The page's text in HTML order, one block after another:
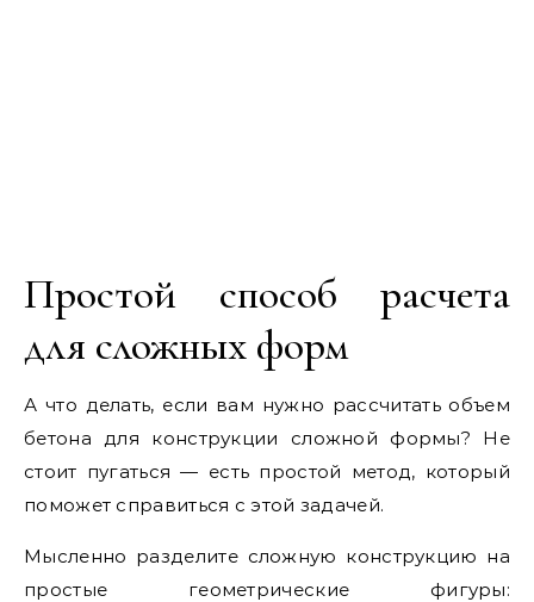
Простой способ расчета
для сложных форм
А что делать, если вам нужно рассчитать объем
бетона для конструкции сложной формы? Не
стоит пугаться — есть простой метод, который
поможет справиться с этой задачей.
Мысленно разделите сложную конструкцию на
простые геометрические фигуры: